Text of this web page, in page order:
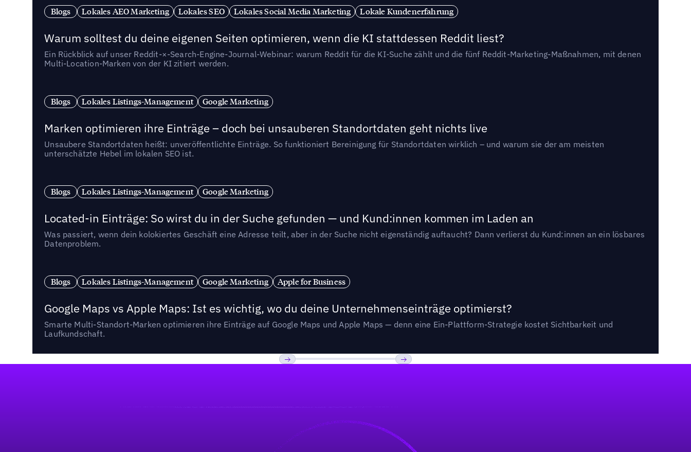
Blogs Lokales AEO Marketing Lokales SEO Lokales Social Media Marketing Lokale Kundenerfahrung
Warum solltest du deine eigenen Seiten optimieren, wenn die KI stattdessen Reddit liest?
Ein Rückblick auf unser Reddit-×-Search-Engine-Journal-Webinar: warum Reddit für die KI-Suche zählt und die fünf Reddit-Marketing-Maßnahmen, mit denen
Multi-Location-Marken von der KI zitiert werden.
Blogs Lokales Listings-Management Google Marketing
Marken optimieren ihre Einträge – doch bei unsauberen Standortdaten geht nichts live
Unsaubere Standortdaten heißt: unveröffentlichte Einträge. So funktioniert Bereinigung für Standortdaten wirklich – und warum sie der am meisten
unterschätzte Hebel im lokalen SEO ist.
Blogs Lokales Listings-Management Google Marketing
Located-in Einträge: So wirst du in der Suche gefunden — und Kund:innen kommen im Laden an
Was passiert, wenn dein kolokiertes Geschäft eine Adresse teilt, aber in der Suche nicht eigenständig auftaucht? Dann verlierst du Kund:innen an ein lösbares
Datenproblem.
Blogs Lokales Listings-Management Google Marketing Apple for Business
Google Maps vs Apple Maps: Ist es wichtig, wo du deine Unternehmenseinträge optimierst?
Smarte Multi-Standort-Marken optimieren ihre Einträge auf Google Maps und Apple Maps — denn eine Ein-Plattform-Strategie kostet Sichtbarkeit und
Laufkundschaft.